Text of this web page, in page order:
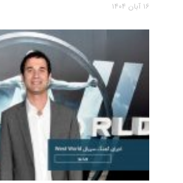
۱۶ آبان ۱۴۰۴